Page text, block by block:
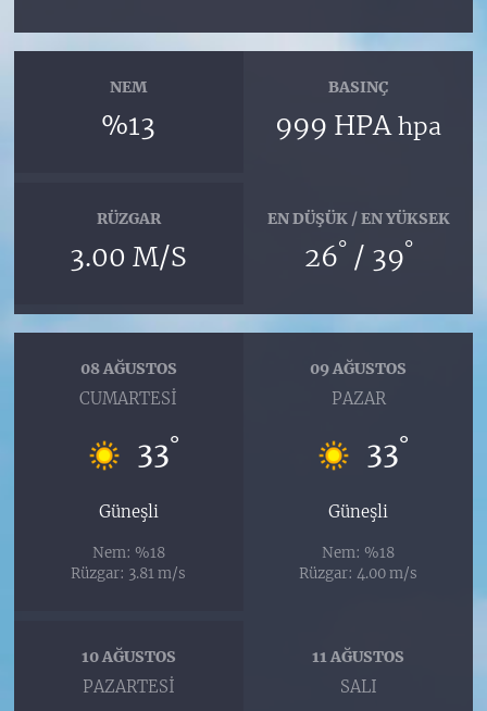
NEM
%13
BASINÇ
999 HPAhpa
RÜZGAR
3.00 M/S
EN DÜŞÜK / EN YÜKSEK
26° / 39°
08 AĞUSTOS
CUMARTESI
33°
Güneşli
Nem: %18
Rüzgar: 3.81 m/s
09 AĞUSTOS
PAZAR
33°
Güneşli
Nem: %18
Rüzgar: 4.00 m/s
10 AĞUSTOS
PAZARTESI
11 AĞUSTOS
SALI